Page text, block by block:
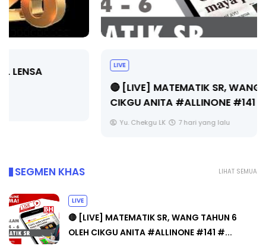
🔴 [LIVE] MATEMATIK SR, WANG TAHUN 6 OLEH
CIKGU ANITA #ALLINONE #141 #...
7 hari yang lalu
LIHAT SEMUA
SEGMEN KHAS
LIVE
🔴 [LIVE] MATEMATIK SR, WANG TAHUN 6
OLEH CIKGU ANITA #ALLINONE #141 #...